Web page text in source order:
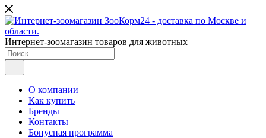
Интернет-зоомагазин товаров для животных
О компании
Как купить
Бренды
Контакты
Бонусная программа